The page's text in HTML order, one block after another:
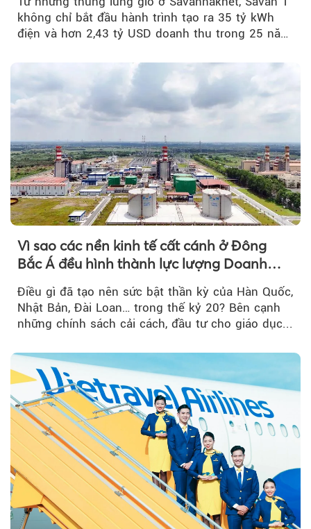
không chỉ bắt đầu hành trình tạo ra 35 tỷ kWh
điện và hơn 2,43 tỷ USD doanh thu trong 25 năm
Vì sao các nền kinh tế cất cánh ở Đông
Bắc Á đều hình thành lực lượng Doanh
nghiệp Quốc gia?
Điều gì đã tạo nên sức bật thần kỳ của Hàn Quốc,
Nhật Bản, Đài Loan… trong thế kỷ 20? Bên cạnh
những chính sách cải cách, đầu tư cho giáo dục...